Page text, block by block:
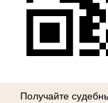
Получайте